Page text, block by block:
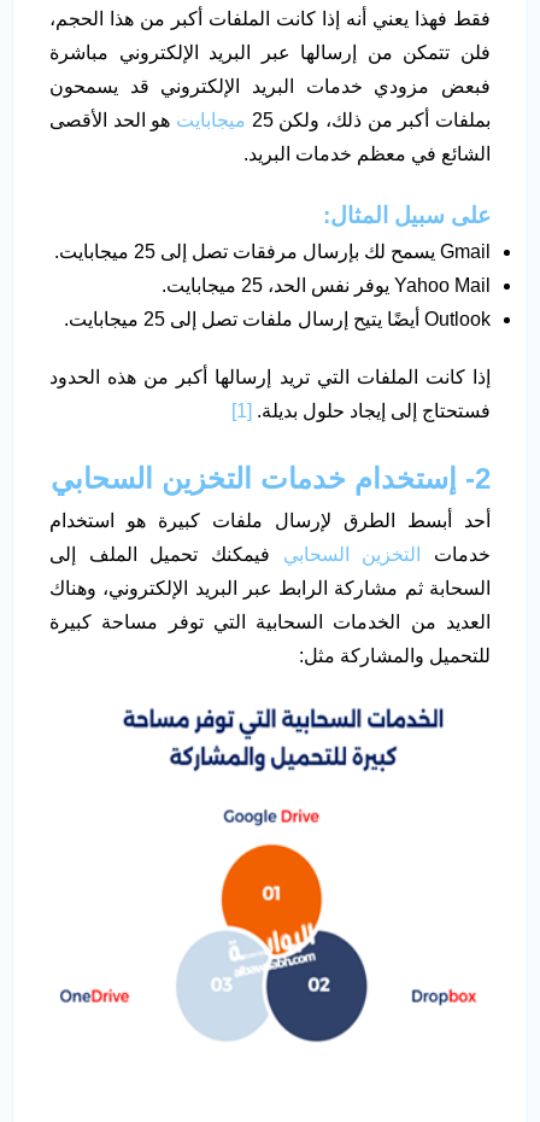
فقط فهذا يعني أنه إذا كانت الملفات أكبر من هذا الحجم،
فلن تتمكن من إرسالها عبر البريد الإلكتروني مباشرة
فبعض مزودي خدمات البريد الإلكتروني قد يسمحون
بملفات أكبر من ذلك، ولكن 25
ميجابايت هو الحد الأقصى
الشائع في معظم خدمات البريد.
على سبيل المثال:
Gmail يسمح لك بإرسال مرفقات تصل إلى 25 ميجابايت.
Yahoo Mail يوفر نفس الحد، 25 ميجابايت.
Outlook أيضًا يتيح إرسال ملفات تصل إلى 25 ميجابايت.
إذا كانت الملفات التي تريد إرسالها أكبر من هذه الحدود
فستحتاج إلى إيجاد حلول بديلة.
2- إستخدام خدمات التخزين السحابي
أحد أبسط الطرق لإرسال ملفات كبيرة هو استخدام
خدمات
التخزين السحابي فيمكنك تحميل الملف إلى
السحابة ثم مشاركة الرابط عبر البريد الإلكتروني، وهناك
العديد من الخدمات السحابية التي توفر مساحة كبيرة
للتحميل والمشاركة مثل: